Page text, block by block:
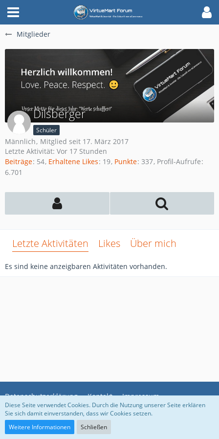
Mitglieder
Dilsberger
Schüler
Männlich Mitglied seit 17. März 2017
Letzte Aktivität: Vor 17 Stunden
Beiträge 54 Erhaltene Likes 19 Punkte 337 Profil-Aufrufe
6.701
Letzte Aktivitäten Likes Über mich
Es sind keine anzeigbaren Aktivitäten vorhanden.
Datenschutzerklärung Kontakt Impressum
Community-Software:
Diese Seite verwendet Cookies. Durch die Nutzung unserer Seite erklären
Sie sich damit einverstanden, dass wir Cookies setzen.
Weitere Informationen
Schließen